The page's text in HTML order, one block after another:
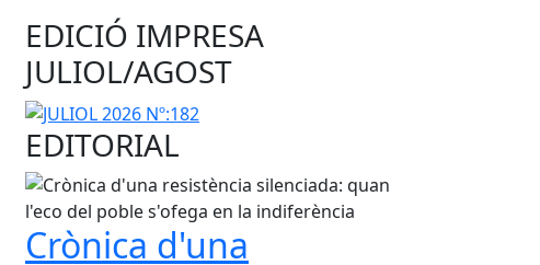
EDICIÓ IMPRESA
JULIOL/AGOST
EDITORIAL
Crònica d'una